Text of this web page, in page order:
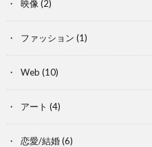
映像 (2)
ファッション (1)
Web (10)
アート (4)
恋愛/結婚(6)